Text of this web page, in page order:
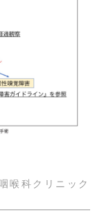
喉科クリニック